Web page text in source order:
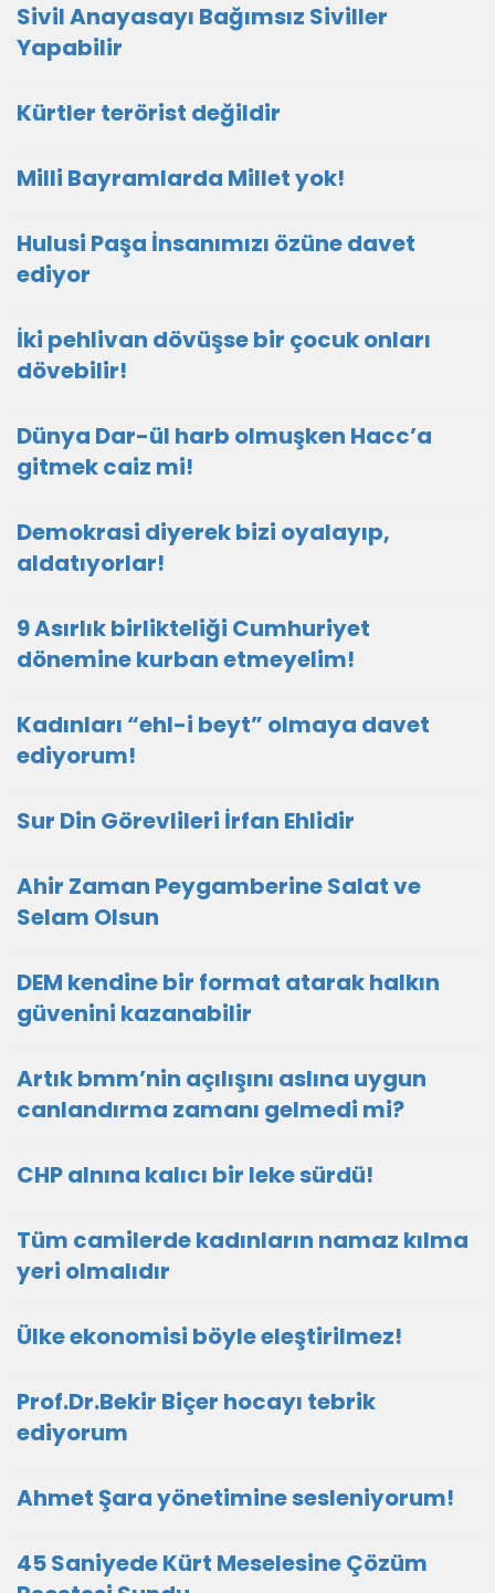
Sivil Anayasayı Bağımsız Siviller
Yapabilir
Kürtler terörist değildir
Milli Bayramlarda Millet yok!
Hulusi Paşa İnsanımızı özüne davet
ediyor
İki pehlivan dövüşse bir çocuk onları
dövebilir!
Dünya Dar-ül harb olmuşken Hacc’a
gitmek caiz mi!
Demokrasi diyerek bizi oyalayıp,
aldatıyorlar!
9 Asırlık birlikteliği Cumhuriyet
dönemine kurban etmeyelim!
Kadınları “ehl-i beyt” olmaya davet
ediyorum!
Sur Din Görevlileri İrfan Ehlidir
Ahir Zaman Peygamberine Salat ve
Selam Olsun
DEM kendine bir format atarak halkın
güvenini kazanabilir
Artık bmm’nin açılışını aslına uygun
canlandırma zamanı gelmedi mi?
CHP alnına kalıcı bir leke sürdü!
Tüm camilerde kadınların namaz kılma
yeri olmalıdır
Ülke ekonomisi böyle eleştirilmez!
Prof.Dr.Bekir Biçer hocayı tebrik
ediyorum
Ahmet Şara yönetimine sesleniyorum!
45 Saniyede Kürt Meselesine Çözüm